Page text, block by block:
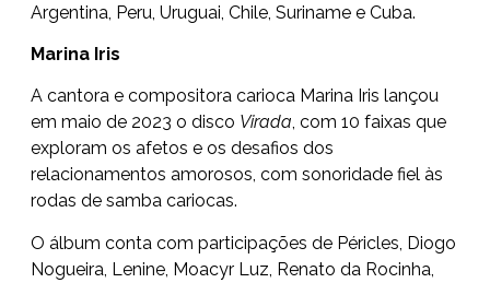
Argentina, Peru, Uruguai, Chile, Suriname e Cuba.
Marina Iris
A cantora e compositora carioca Marina Iris lançou
em maio de 2023 o disco Virada, com 10 faixas que
exploram os afetos e os desafios dos
relacionamentos amorosos, com sonoridade fiel às
rodas de samba cariocas.
O álbum conta com participações de Péricles, Diogo
Nogueira, Lenine, Moacyr Luz, Renato da Rocinha,